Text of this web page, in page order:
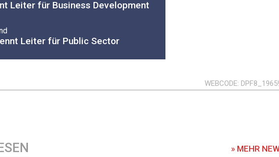
Leiter für Business Development
Leiter für Public Sector
WEBCODE
» MEHR